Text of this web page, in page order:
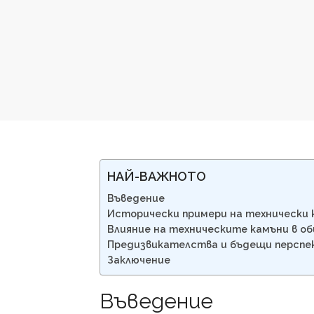
НАЙ-ВАЖНОТО
Въведение
Исторически примери на технически
Влияние на техническите камъни в
Предизвикателства и бъдещи
Заключение
Въведение